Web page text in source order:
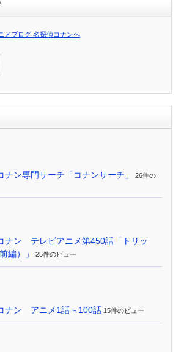
ナン専門サーチ「コナンサーチ」
26件の
ナン テレビアニメ第450話「トリッ
編）」
25件のビュー
ナン アニメ1話～100話 15件のビュー